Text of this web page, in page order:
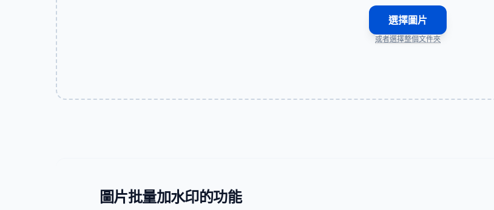
選擇圖片
或者選擇整個文件夾
圖片批量加水印的功能